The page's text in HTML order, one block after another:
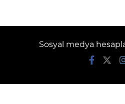
Sosyal medya